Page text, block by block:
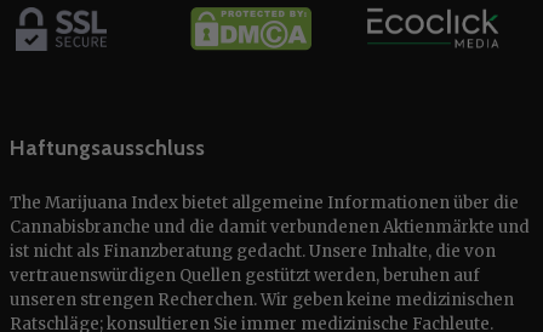
Haftungsausschluss
The Marijuana Index bietet allgemeine Informationen über die
Cannabisbranche und die damit verbundenen Aktienmärkte und
ist nicht als Finanzberatung gedacht. Unsere Inhalte, die von
vertrauenswürdigen Quellen gestützt werden, beruhen auf
unseren strengen Recherchen. Wir geben keine medizinischen
Ratschläge; konsultieren Sie immer medizinische Fachleute.